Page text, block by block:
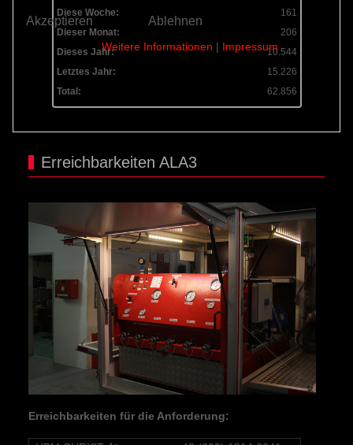
Diese Woche:
161
Dieser Monat:
206
Dieses Jahr:
10.544
Letztes Jahr:
15.226
Total:
62.856
Erreichbarkeiten ALA3
Erreichbarkeiten für die Anforderung:
Akzeptieren Ablehnen
Weitere Informationen | Impressum